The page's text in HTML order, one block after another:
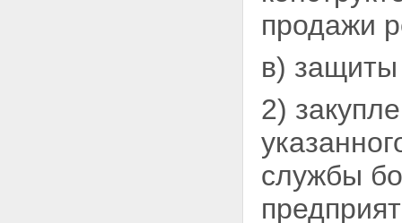
продажи
в)
2)
службы